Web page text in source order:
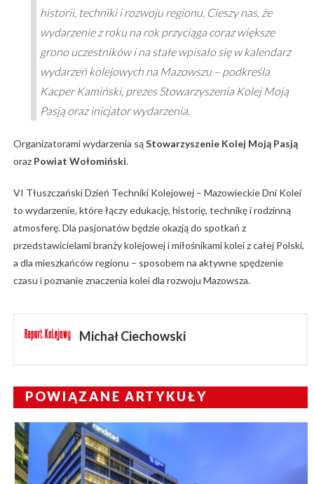
historii, techniki i rozwoju regionu. Cieszy nas, że
wydarzenie z roku na rok przyciąga coraz większe
grono uczestników i na stałe wpisało się w kalendarz
wydarzeń kolejowych na Mazowszu – podkreśla
Kacper Kamiński, prezes Stowarzyszenia Kolej Moją
Pasją oraz inicjator wydarzenia.
Organizatorami wydarzenia sąStowarzyszenie Kolej Moją Pasją
oraz Powiat Wołomiński.
VI Tłuszczański Dzień Techniki Kolejowej – Mazowieckie Dni Kolei
to wydarzenie, które łączy edukację, historię, technikę i rodzinną
atmosferę. Dla pasjonatów będzie okazją do spotkań z
przedstawicielami branży kolejowej i miłośnikami kolei z całej Polski,
a dla mieszkańców regionu – sposobem na aktywne spędzenie
czasu i poznanie znaczenia kolei dla rozwoju Mazowsza.
Michał Ciechowski
POWIĄZANE ARTYKUŁY